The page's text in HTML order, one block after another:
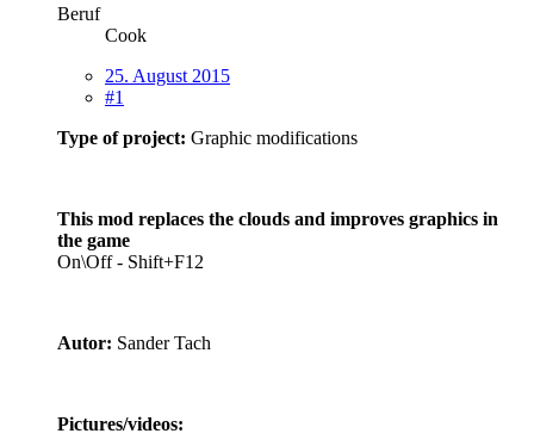
Beruf
Cook
25. August 2015
#1
Type of project: Graphic modifications
This mod replaces the clouds and improves graphics in
the game
On\Off - Shift+F12
Autor: Sander Tach
Pictures/videos: